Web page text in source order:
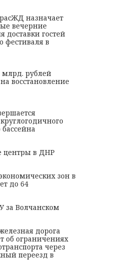
назначает
вечерние
доставки гостей
фестиваля в
млрд. рублей
восстановление
бассейна
центры в ДНР
зон в
до 64
за Волчанском
дорога
об ограничениях
через
переезд в